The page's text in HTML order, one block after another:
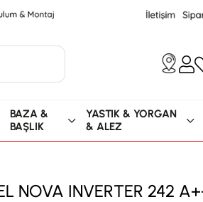
BAZA &
BAŞLIK
YASTIK & YORGAN
& ALEZ
NOVA INVERTER 242